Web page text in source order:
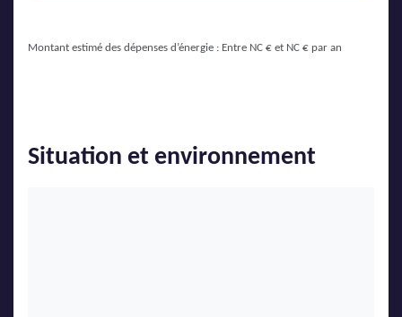
Montant estimé des dépenses d’énergie : Entre NC € et NC € par an
Situation et environnement